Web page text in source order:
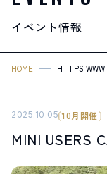
MOUNTAIN &
登山・トレッキング
スキー場
温泉
イベント情報
HOME
HTTPS WWW
2025.10.05 10月開催
MINI USERS